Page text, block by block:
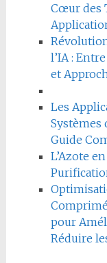
Cœur des
l’IA :
et
Les
Systèmes
Guide
L’Azote
pour
Réduire